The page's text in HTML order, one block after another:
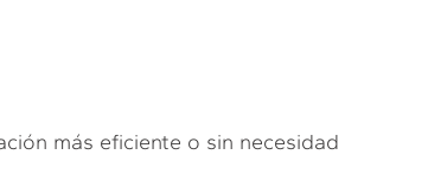
más eficiente o sin necesidad